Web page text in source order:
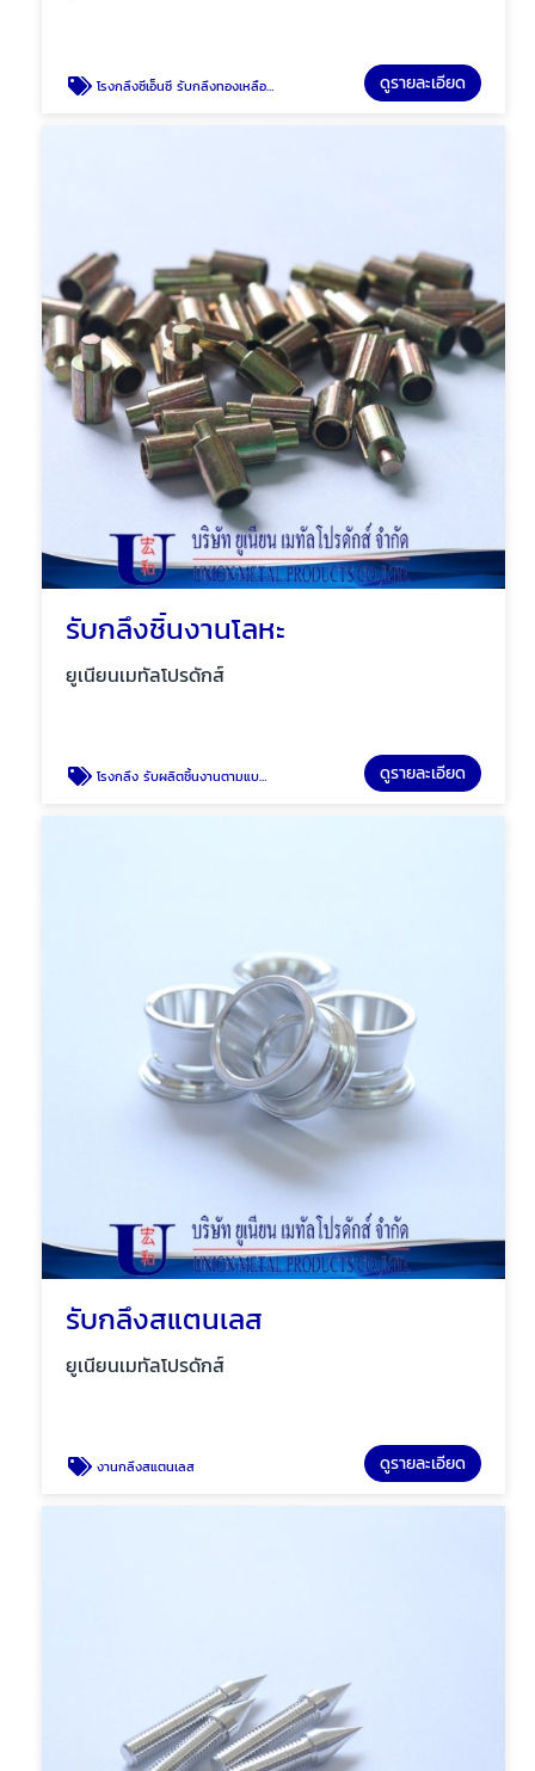
โรงกลึงซีเอ็นซี รับกลึงทองเหลือง บางบอน ดูรายละเอียด
รับกลึงชิ้นงานโลหะ
ยูเนียนเมทัลโปรดักส์
โรงกลึง รับผลิตชิ้นงานตามแบบ กลึงCNC ดูรายละเอียด
รับกลึงสแตนเลส
ยูเนียนเมทัลโปรดักส์
งานกลึงสแตนเลส ดูรายละเอียด